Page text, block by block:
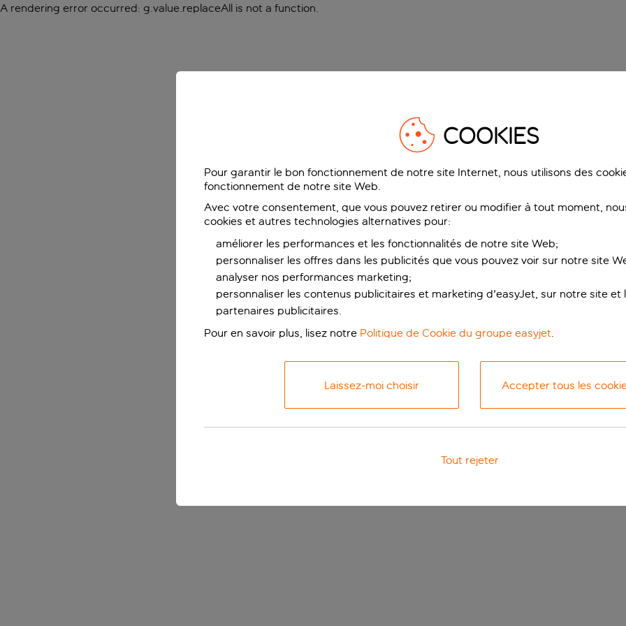
A rendering error occurred: g.value.replaceAll is not a function.
COOKIES
Pour garantir le bon fonctionnement de notre site Internet, nous utilisons des
fonctionnement de notre site Web.
Avec votre consentement, que vous pouvez retirer ou modifier à tout moment,
cookies et autres technologies alternatives pour:
améliorer les performances et les fonctionnalités de notre site Web;
personnaliser les offres dans les publicités que vous pouvez voir sur notre site
analyser nos performances marketing;
personnaliser les contenus publicitaires et marketing d'easyJet, sur notre site et
partenaires publicitaires.
Pour en savoir plus, lisez notre Politique de Cookie du groupe easyjet.
Laissez-moi choisir Accepter tous les
Tout rejeter